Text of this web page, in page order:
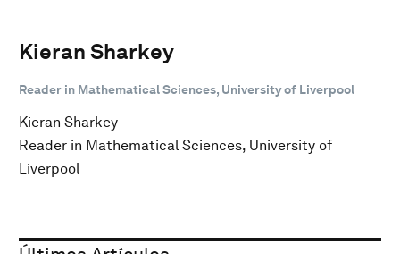
Kieran Sharkey
Reader in Mathematical Sciences, University of Liverpool
Kieran Sharkey
Reader in Mathematical Sciences, University of
Liverpool